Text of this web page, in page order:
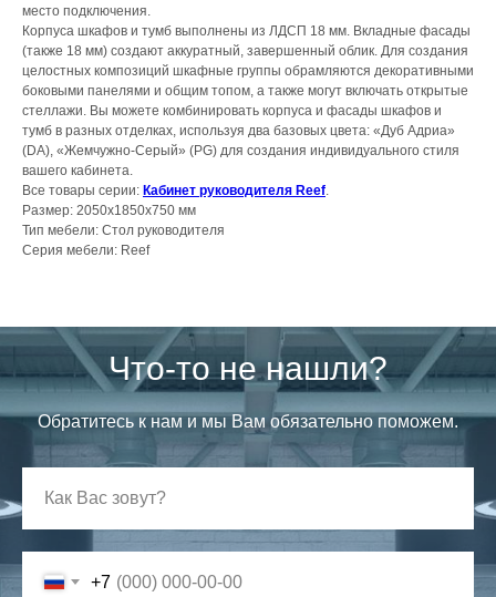
место подключения.
Корпуса шкафов и тумб выполнены из ЛДСП 18 мм. Вкладные фасады
(также 18 мм) создают аккуратный, завершенный облик. Для создания
целостных композиций шкафные группы обрамляются декоративными
боковыми панелями и общим топом, а также могут включать открытые
стеллажи. Вы можете комбинировать корпуса и фасады шкафов и
тумб в разных отделках, используя два базовых цвета: «Дуб Адриа»
(DА), «Жемчужно-Серый» (PG) для создания индивидуального стиля
вашего кабинета.
Все товары серии: Кабинет руководителя Reef
Размер: 2050х1850х750 мм
Тип мебели: Стол руководителя
Серия мебели: Reef
Что-то не нашли?
Обратитесь к нам и мы Вам обязательно поможем.
+7